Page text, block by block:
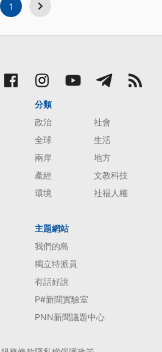
1
分類
政治
社會
全球
生活
兩岸
地方
產經
文教科技
環境
社福人權
主題網站
我們的島
獨立特派員
有話好說
P#新聞實驗室
PNN新聞議題中心